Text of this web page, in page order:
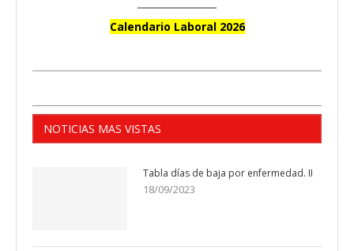
Calendario Laboral 2026
NOTICIAS MAS VISTAS
Tabla días de baja por enfermedad. II
18/09/2023